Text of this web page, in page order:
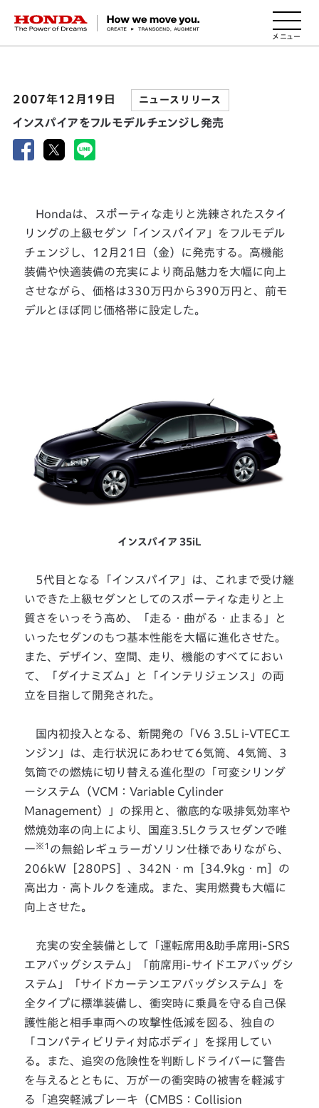
HONDA The Power of Dreams
2007年12月19日 ニュースリリース
インスパイアをフルモデルチェンジし発売
Hondaは、スポーティな走りと洗練されたスタイ
リングの上級セダン「インスパイア」をフルモデル
チェンジし、12月21日（金）に発売する。高機能
装備や快適装備の充実により商品魅力を大幅に向上
させながら、価格は330万円から390万円と、前モ
デルとほぼ同じ価格帯に設定した。
インスパイア 35iL
5代目となる「インスパイア」は、これまで受け継
いできた上級セダンとしてのスポーティな走りと上
質さをいっそう高め、「走る・曲がる・止まる」と
いったセダンのもつ基本性能を大幅に進化させた。
また、デザイン、空間、走り、機能のすべてにおい
て、「ダイナミズム」と「インテリジェンス」の両
立を目指して開発された。
国内初投入となる、新開発の「V6 3.5L i-VTECエ
ンジン」は、走行状況にあわせて6気筒、4気筒、3
気筒での燃焼に切り替える進化型の「可変シリンダ
ーシステム（VCM：Variable Cylinder
Management）」の採用と、徹底的な吸排気効率や
燃焼効率の向上により、国産3.5Lクラスセダンで唯
一※1 の無鉛レギュラーガソリン仕様でありながら、
206kW［280PS］、342N・m［34.9kg・m］の
高出力・高トルクを達成。また、実用燃費も大幅に
向上させた。
充実の安全装備として「運転席用&助手席用i-SRS
エアバッグシステム」「前席用i-サイドエアバッグシ
ステム」「サイドカーテンエアバッグシステム」を
全タイプに標準装備し、衝突時に乗員を守る自己保
護性能と相手車両への攻撃性低減を図る、独自の
「コンパティビリティ対応ボディ」を採用してい
る。また、追突の危険性を判断しドライバーに警告
を与えるとともに、万が一の衝突時の被害を軽減す
る「追突軽減ブレーキ（CMBS：Collision